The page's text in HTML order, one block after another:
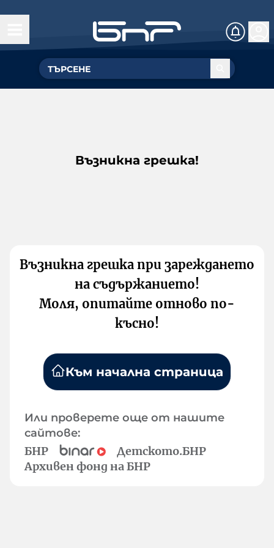
Възникна грешка!
Възникна грешка при зареждането
на съдържанието!
Моля, опитайте отново по-
късно!
Към начална страница
Или проверете още от нашите
сайтове:
БНР
Детското.БНР
Архивен фонд на БНР